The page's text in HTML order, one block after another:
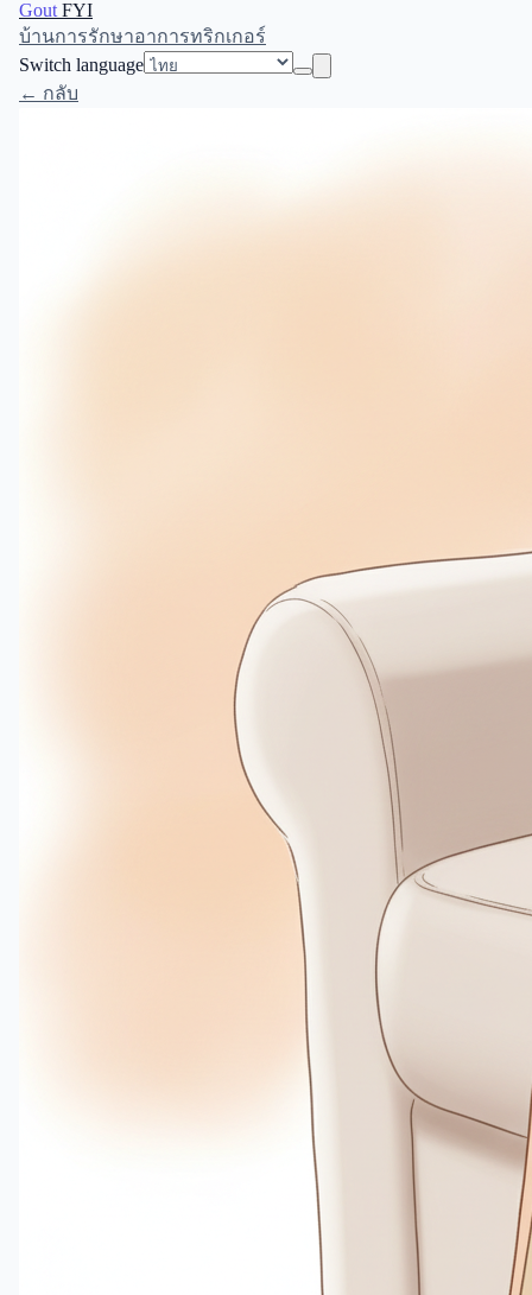
Gout FYI
บ้านการรักษาอาการทริกเกอร์
Switch language
← กลับ